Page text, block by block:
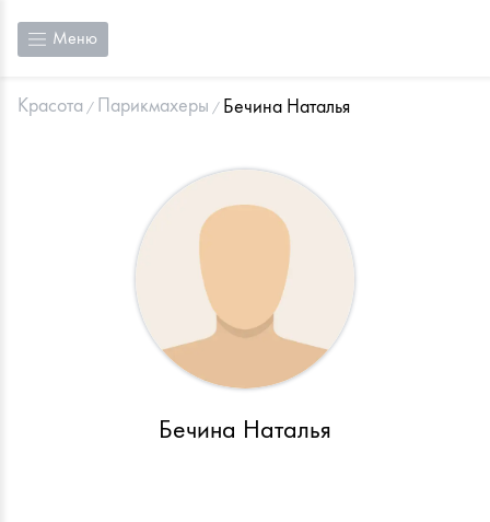
Меню
Красота Парикмахеры Бечина Наталья
Бечина Наталья